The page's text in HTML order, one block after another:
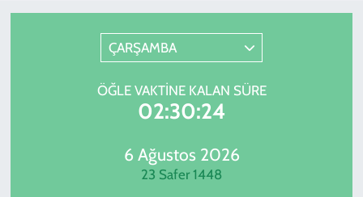
ÇARŞAMBA
ÖĞLE VAKTINE KALAN SÜRE
02:30:24
6 Ağustos 2026
23 Safer 1448
GÜNDEM
Son Dakika Haberleri